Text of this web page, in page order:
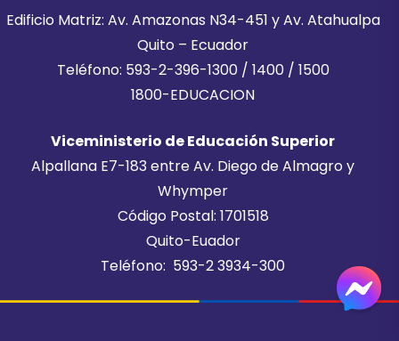
Edificio Matriz: Av. Amazonas N34-451 y Av. Atahualpa
Quito – Ecuador
Teléfono: 593-2-396-1300 / 1400 / 1500
1800-EDUCACION
Viceministerio de Educación Superior
Alpallana E7-183 entre Av. Diego de Almagro y
Whymper
Código Postal: 1701518
Quito-Euador
Teléfono: 593-2 3934-300